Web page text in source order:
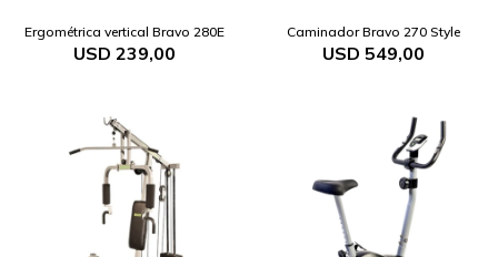
Ergométrica vertical Bravo 280E
USD 239,00
Caminador Bravo 270 Style
USD 549,00